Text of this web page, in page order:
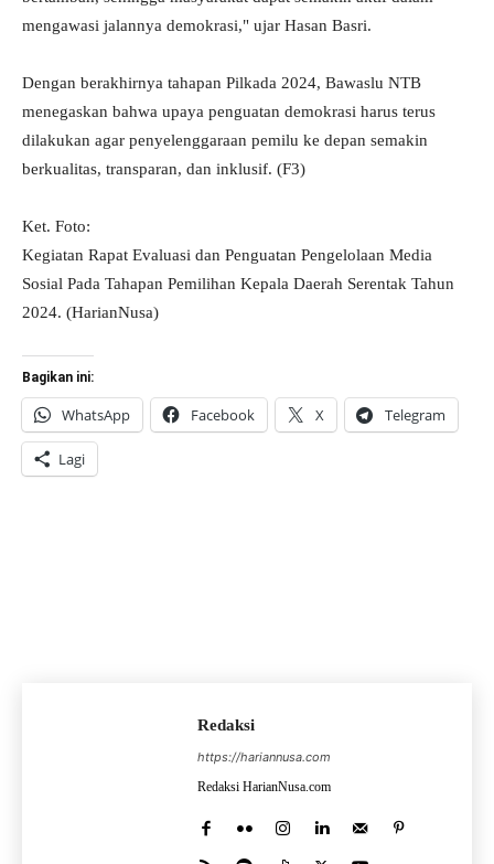
mengawasi jalannya demokrasi," ujar Hasan Basri.
Dengan berakhirnya tahapan Pilkada 2024, Bawaslu NTB
menegaskan bahwa upaya penguatan demokrasi harus terus
dilakukan agar penyelenggaraan pemilu ke depan semakin
berkualitas, transparan, dan inklusif. (F3)
Ket. Foto:
Kegiatan Rapat Evaluasi dan Penguatan Pengelolaan Media
Sosial Pada Tahapan Pemilihan Kepala Daerah Serentak Tahun
2024. (HarianNusa)
Bagikan ini:
WhatsApp Facebook X Telegram
Lagi
Redaksi
https://hariannusa.com
Redaksi HarianNusa.com